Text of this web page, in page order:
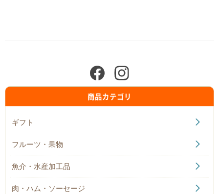
商品カテゴリ
ギフト
フルーツ・果物
魚介・水産加工品
肉・ハム・ソーセージ